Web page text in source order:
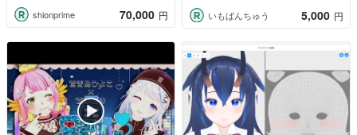
shionprime 70,000 円
いもぱんちゅう
5,000 円